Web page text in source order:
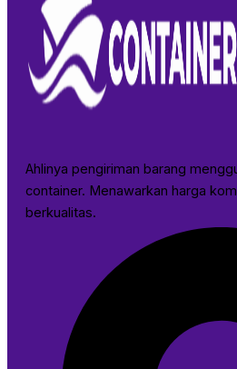
Ahlinya pengiriman barang
container. Menawarkan harga
berkualitas.